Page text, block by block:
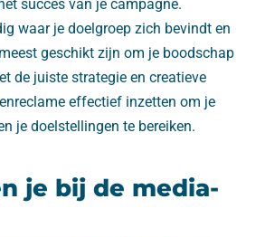
succes van je campagne.
waar je doelgroep zich bevindt en
geschikt zijn om je boodschap
de juiste strategie en creatieve
effectief inzetten om je
je doelstellingen te bereiken.
je bij de media-